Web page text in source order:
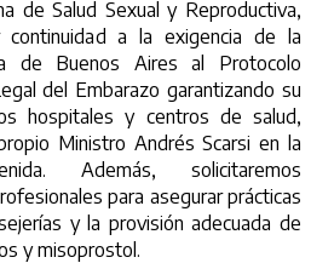
de Salud Sexual y Reproductiva,
a la exigencia de la
de Buenos Aires al Protocolo
del Embarazo garantizando su
hospitales y centros de salud,
Ministro Andrés Scarsi en la
Además, solicitaremos
para asegurar prácticas
y la provisión adecuada de
y misoprostol.